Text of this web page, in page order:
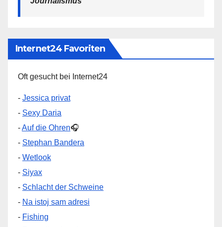
Internet24 Favoriten
Oft gesucht bei Internet24
- Jessica privat
- Sexy Daria
-Auf die Ohren🎧
- Stephan Bandera
- Wetlook
- Siyax
- Schlacht der Schweine
- Na istoj sam adresi
- Fishing